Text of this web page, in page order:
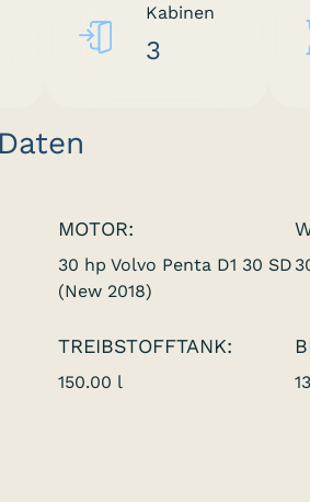
Kabinen
3
MOTOR:
30 hp Volvo Penta D1 30 SD
(New 2018)
TREIBSTOFFTANK:
150.00 l